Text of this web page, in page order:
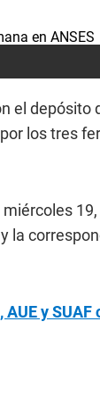
el depósito
los tres
la
y